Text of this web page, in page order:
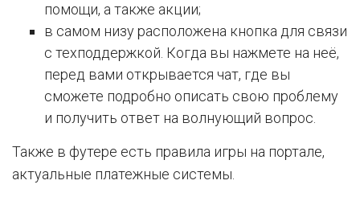
помощи, а также акции;
в самом низу расположена кнопка для связи
с техподдержкой. Когда вы нажмете на неё,
перед вами открывается чат, где вы
сможете подробно описать свою проблему
и получить ответ на волнующий вопрос.
Также в футере есть правила игры на портале,
актуальные платежные системы.